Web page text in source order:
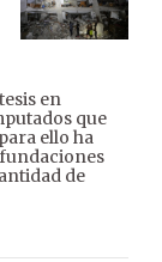
en
que
ello ha
de